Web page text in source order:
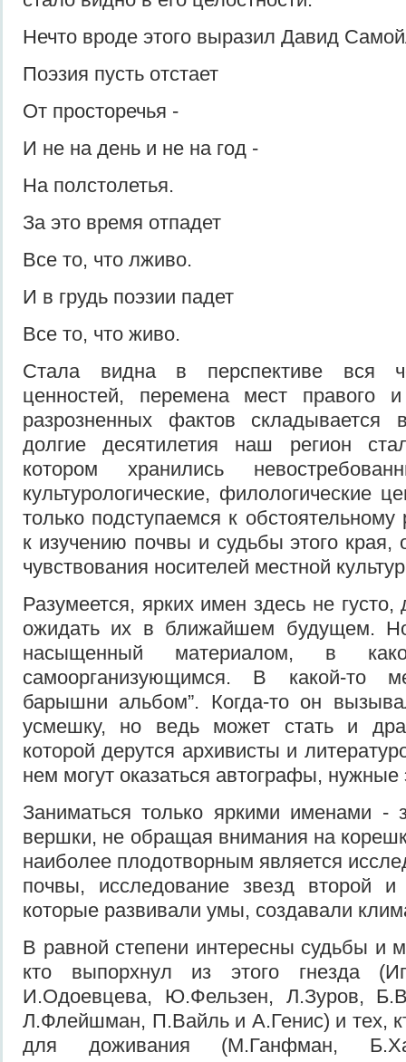
Нечто вроде этого выразил Давид
Поэзия пусть отстает
От просторечья -
И не на день и не на год -
На полстолетья.
За это время отпадет
Все то, что лживо.
И в грудь поэзии падет
Все то, что живо.
Стала видна в перспективе вся
ценностей, перемена мест правого
разрозненных фактов
долгие десятилетия наш регион
котором хранились
культурологические, филологические
только подступаемся к
к изучению почвы и судьбы этого
чувствования носителей местной
Разумеется, ярких имен здесь не
ожидать их в ближайшем будущем. Но
насыщенный материалом, в
самоорганизующимся. В какой-то
барышни альбом”. Когда-то он
усмешку, но ведь может стать и
которой дерутся архивисты и
нем могут оказаться автографы, нужные
Заниматься только яркими именами -
вершки, не обращая внимания на
наиболее плодотворным является
почвы, исследование звезд второй и
которые развивали умы, создавали
В равной степени интересны судьбы и
кто выпорхнул из этого гнезда
И.Одоевцева, Ю.Фельзен, Л.Зуров,
Л.Флейшман, П.Вайль и A.Генис) и тех,
для доживания (М.Ганфман,